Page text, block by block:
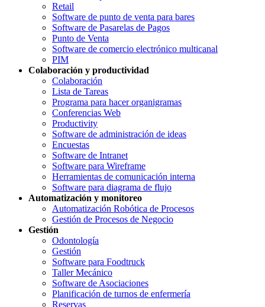
Retail
Software de punto de venta para bares
Software de Pasarelas de Pagos
Punto de Venta
Software de comercio electrónico multicanal
PIM
Colaboración y productividad
Colaboración
Lista de Tareas
Programa para hacer organigramas
Conferencias Web
Productivity
Software de administración de ideas
Encuestas
Software de Intranet
Software para Wireframe
Herramientas de comunicación interna
Software para diagrama de flujo
Automatización y monitoreo
Automatización Robótica de Procesos
Gestión de Procesos de Negocio
Gestión
Odontología
Gestión
Software para Foodtruck
Taller Mecánico
Software de Asociaciones
Planificación de turnos de enfermería
Reservas